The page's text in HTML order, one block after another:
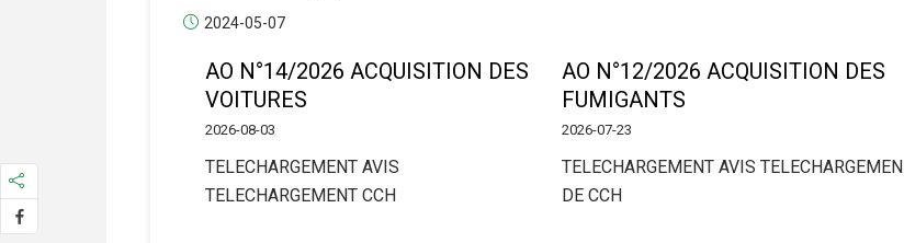
2024-05-07
AO N°14/2026 ACQUISITION DES
VOITURES
2026-08-03
TELECHARGEMENT AVIS
TELECHARGEMENT CCH
AO N°12/2026 ACQUISITION DES
FUMIGANTS
2026-07-23
TELECHARGEMENT AVIS TELECHARGEMEN
DE CCH